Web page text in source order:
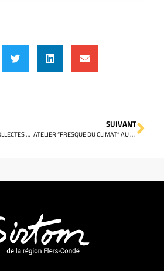
DÉPART ANTICIPÉ DES COLLECTES DU MATIN
SUIVANT
ATELIER “FRESQUE DU CLIMAT” AU SIRTOM